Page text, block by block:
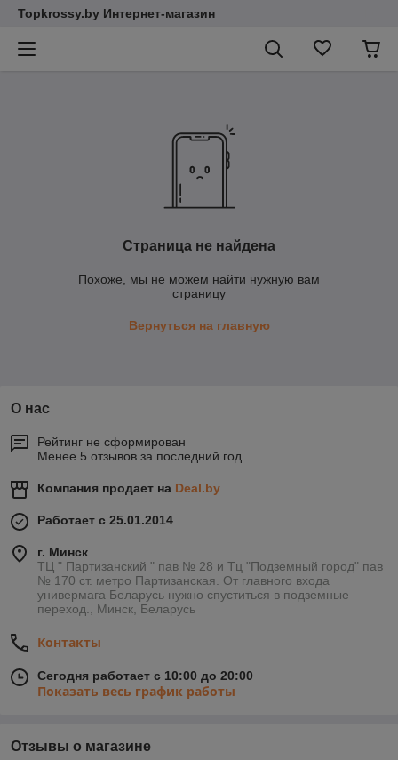
Topkrossy.by Интернет-магазин
Страница не найдена
Похоже, мы не можем найти нужную вам
страницу
Вернуться на главную
О нас
Рейтинг не сформирован
Менее 5 отзывов за последний год
Компания продает на Deal.by
Работает с 25.01.2014
г. Минск
ТЦ " Партизанский " пав № 28 и Тц "Подземный город" пав
№ 170 ст. метро Партизанская. От главного входа
универмага Беларусь нужно спуститься в подземные
переход., Минск, Беларусь
Контакты
Сегодня работает с 10:00 до 20:00
Показать весь график работы
Отзывы о магазине